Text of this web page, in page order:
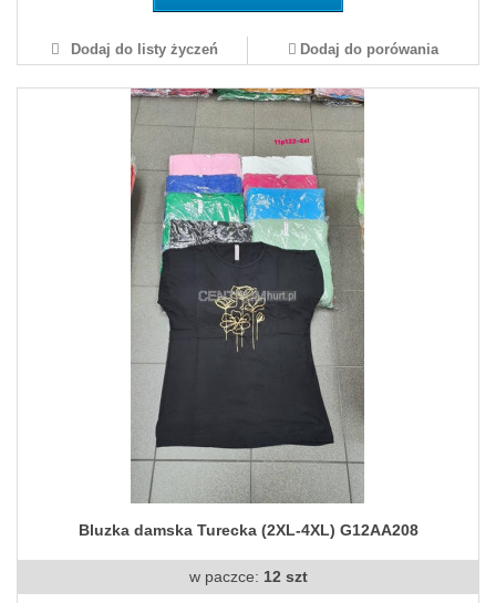
Dodaj do listy życzeń Dodaj do porówania
Bluzka damska Turecka (2XL-4XL) G12AA208
w paczce: 12 szt